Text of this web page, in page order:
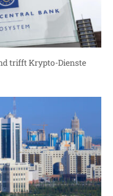
trifft Krypto-Dienste